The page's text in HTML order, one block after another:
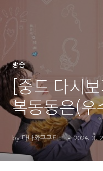
방송
[중드 다시
복동동은(우
22화 23화
등장인물 서
by 다나와쿠쿠티비 2024. 3.